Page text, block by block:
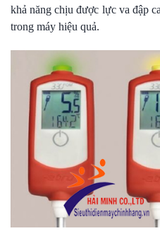
khả năng chịu được lực va đập
trong máy hiệu quả.